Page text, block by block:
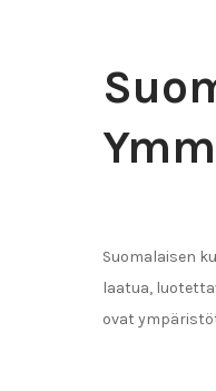
Suomalaisen
laatua,
ovat